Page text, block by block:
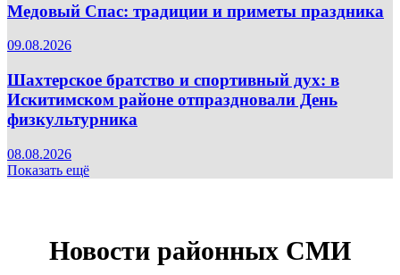
Медовый Спас: традиции и приметы праздника
09.08.2026
Шахтерское братство и спортивный дух: в
Искитимском районе отпраздновали День
физкультурника
08.08.2026
Показать ещё